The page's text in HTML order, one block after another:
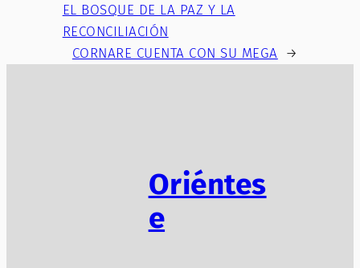
EL BOSQUE DE LA PAZ Y LA
RECONCILIACIÓN
CORNARE CUENTA CON SU MEGA →
Oriéntes
e